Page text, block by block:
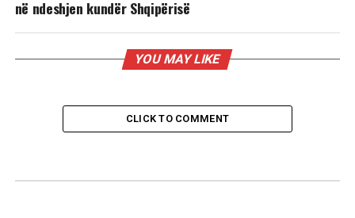
në ndeshjen kundër Shqipërisë
YOU MAY LIKE
CLICK TO COMMENT